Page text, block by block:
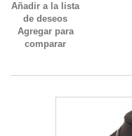
Añadir a la lista
de deseos
Agregar para
comparar